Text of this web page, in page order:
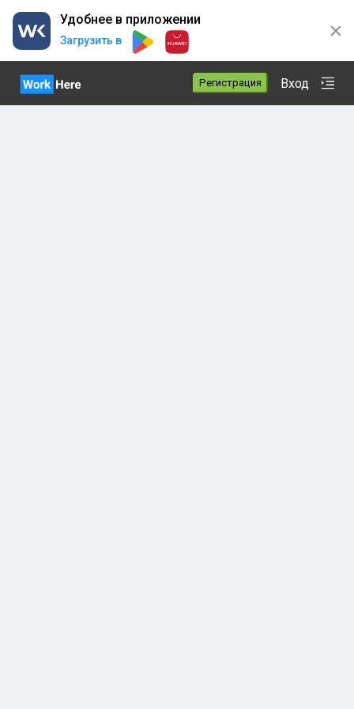
Удобнее в приложении
Загрузить в
Регистрация Вход